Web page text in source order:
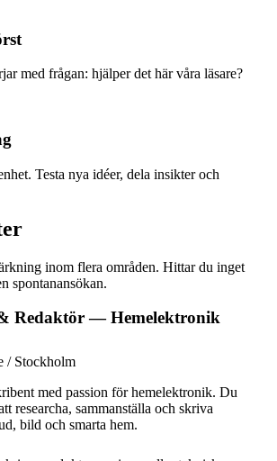
med frågan: hjälper det här våra läsare?
Testa nya idéer, dela insikter och
inom flera områden. Hittar du inget
spontanansökan.
Redaktör — Hemelektronik
/ Stockholm
med passion för hemelektronik. Du
researcha, sammanställa och skriva
bild och smarta hem.